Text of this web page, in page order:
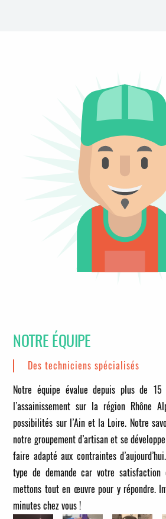
NOTRE ÉQUIPE
Des techniciens spécialisés
Notre équipe évalue depuis plus de
l’assainissement sur la région Rhône
possibilités sur l’Ain et la Loire. Notre
notre groupement d’artisan et se
faire adapté aux contraintes
type de demande car votre
mettons tout en œuvre pour y répondre.
minutes chez vous !